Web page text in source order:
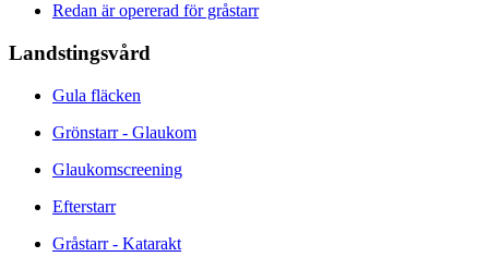
Redan är opererad för gråstarr
Landstingsvård
Gula fläcken
Grönstarr - Glaukom
Glaukomscreening
Efterstarr
Gråstarr - Katarakt